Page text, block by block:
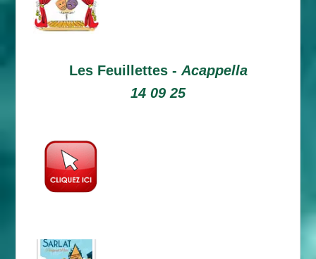
Les Feuillettes - Acappella
14 09 25